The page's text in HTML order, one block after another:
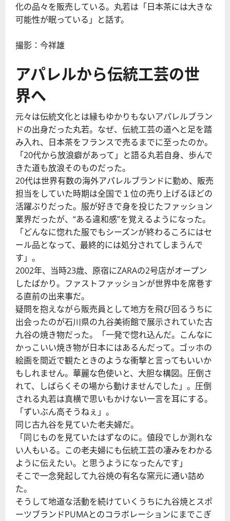
化の品々を販売している。丸若は「日本茶には大きな
可能性が眠っている」と話す。
撮影：今祥雄
アパレルから伝統工芸の世
界へ
元々は伝統文化とは縁もゆかりもないアパレルブラン
ドの出身だった丸若。なぜ、伝統工芸の道へと足を踏
み入れ、日本茶をフランスで売るまでに至ったのか。
「20代から放浪癖があって」と語る丸若自身、歩んで
きた道も放浪そのものだった。
20代は世界有数の海外アパレルブランドに勤め、販売
担当をしていた時期は全国で１位の売り上げるほどの
活躍ぶりだった。服が好きで身を投じたファッション
業界だったが、“ある違和感”を覚えるようになった。
「どんなに惚れた服でもシーズンが終わるころにはセ
ール品となって、最終的には処分されてしまうんで
す」。
2002年、当時23歳、原宿にZARAの2号店がオープン
したばかり。ファストファッションが世界中を席巻す
る直前の出来事だ。
疑問を抱えながら販売員として地方を飛び回るうちに
出会ったのが石川県の九谷美術館で展示されていた古
九谷の焼き物だった。「一発で惚れ込んだ。こんなに
かっこいい焼き物が日本にはあるんだって。ゴッホの
絵画を間近で観たときのような衝撃と言ってもいいか
もしれません。華麗な色使いと、大胆な構図。圧倒さ
れて、しばらくその場から動けませんでした」。圧倒
される丸若は真横で思いもかけない一言を耳にする。
「ずいぶん高そうねぇ」。
同じ古九谷を見ていた老夫婦だ。
「同じものを見ていたはずなのに。値段でしか測れな
い人もいる。この老夫婦にも伝統工芸の凄みをわかる
ように伝えたい。と思うようになったんです」
そこで一念発起して九谷焼の有名な窯元に通い詰め
た。
そうして地道な活動を続けていくうちに九谷焼とスポ
ーツブランドPUMAとのコラボレーションにまでこぎ